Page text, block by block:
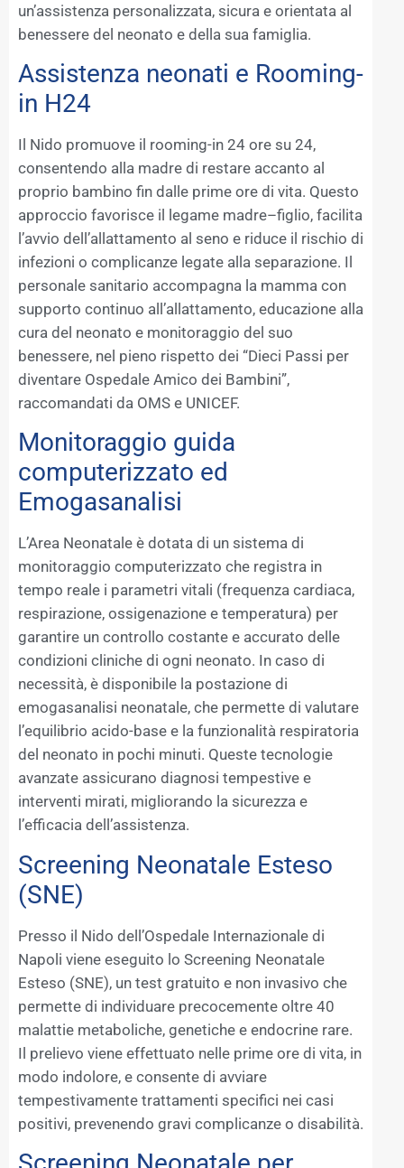
un’assistenza personalizzata, sicura e orientata al
benessere del neonato e della sua famiglia.
Assistenza neonati e Rooming-
in H24
Il Nido promuove il rooming-in 24 ore su 24,
consentendo alla madre di restare accanto al
proprio bambino fin dalle prime ore di vita. Questo
approccio favorisce il legame madre–figlio, facilita
l’avvio dell’allattamento al seno e riduce il rischio di
infezioni o complicanze legate alla separazione. Il
personale sanitario accompagna la mamma con
supporto continuo all’allattamento, educazione alla
cura del neonato e monitoraggio del suo
benessere, nel pieno rispetto dei “Dieci Passi per
diventare Ospedale Amico dei Bambini”,
raccomandati da OMS e UNICEF.
Monitoraggio guida
computerizzato ed
Emogasanalisi
L’Area Neonatale è dotata di un sistema di
monitoraggio computerizzato che registra in
tempo reale i parametri vitali (frequenza cardiaca,
respirazione, ossigenazione e temperatura) per
garantire un controllo costante e accurato delle
condizioni cliniche di ogni neonato. In caso di
necessità, è disponibile la postazione di
emogasanalisi neonatale, che permette di valutare
l’equilibrio acido-base e la funzionalità respiratoria
del neonato in pochi minuti. Queste tecnologie
avanzate assicurano diagnosi tempestive e
interventi mirati, migliorando la sicurezza e
l’efficacia dell’assistenza.
Screening Neonatale Esteso
(SNE)
Presso il Nido dell’Ospedale Internazionale di
Napoli viene eseguito lo Screening Neonatale
Esteso (SNE), un test gratuito e non invasivo che
permette di individuare precocemente oltre 40
malattie metaboliche, genetiche e endocrine rare.
Il prelievo viene effettuato nelle prime ore di vita, in
modo indolore, e consente di avviare
tempestivamente trattamenti specifici nei casi
positivi, prevenendo gravi complicanze o disabilità.